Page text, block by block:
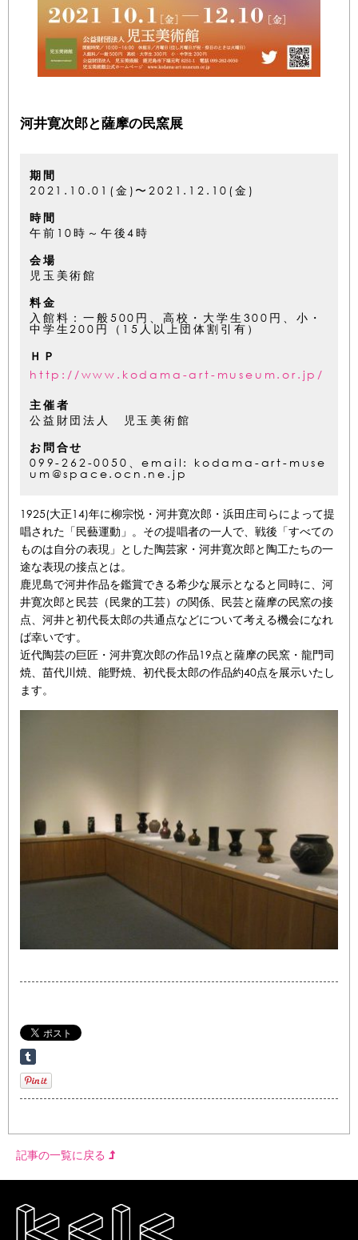
河井寛次郎と薩摩の民窯展
期間
2021.10.01(金)〜2021.12.10(金)
時間
午前10時～午後4時
会場
児玉美術館
料金
入館料：一般500円、高校・大学生300円、小・
中学生200円（15人以上団体割引有）
ＨＰ
http://www.kodama-art-museum.or.jp/
主催者
公益財団法人 児玉美術館
お問合せ
099-262-0050、email: kodama-art-muse
um@space.ocn.ne.jp
1925(大正14)年に柳宗悦・河井寛次郎・浜田庄司らによって提
唱された「民藝運動」。その提唱者の一人で、戦後「すべての
ものは自分の表現」とした陶芸家・河井寛次郎と陶工たちの一
途な表現の接点とは。
鹿児島で河井作品を鑑賞できる希少な展示となると同時に、河
井寛次郎と民芸（民衆的工芸）の関係、民芸と薩摩の民窯の接
点、河井と初代長太郎の共通点などについて考える機会になれ
ば幸いです。
近代陶芸の巨匠・河井寛次郎の作品19点と薩摩の民窯・龍門司
焼、苗代川焼、能野焼、初代長太郎の作品約40点を展示いたし
ます。
記事の一覧に戻る